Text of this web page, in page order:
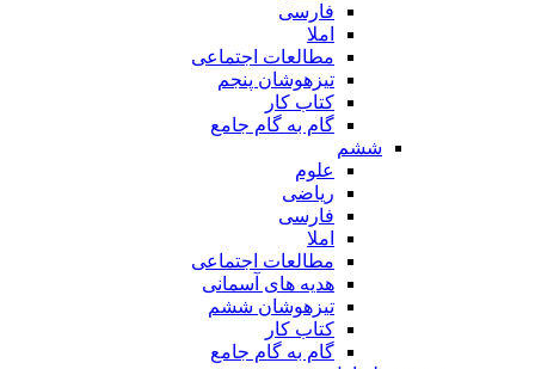
فارسی
املا
مطالعات اجتماعی
تیزهوشان پنجم
کتاب کار
گام به گام جامع
ششم
علوم
ریاضی
فارسی
املا
مطالعات اجتماعی
هدیه های آسمانی
تیزهوشان ششم
کتاب کار
گام به گام جامع